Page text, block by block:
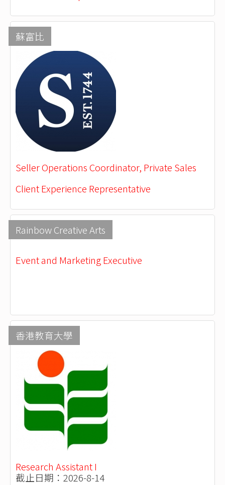
蘇富比
Seller Operations Coordinator, Private Sales
Client Experience Representative
Rainbow Creative Arts
Event and Marketing Executive
香港教育大學
Research Assistant I
截止日期：2026-8-14